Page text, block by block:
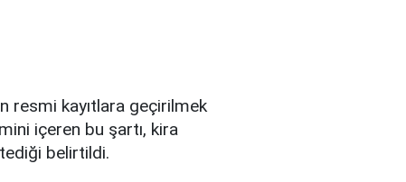
resmi kayıtlara geçirilmek
içeren bu şartı, kira
belirtildi.